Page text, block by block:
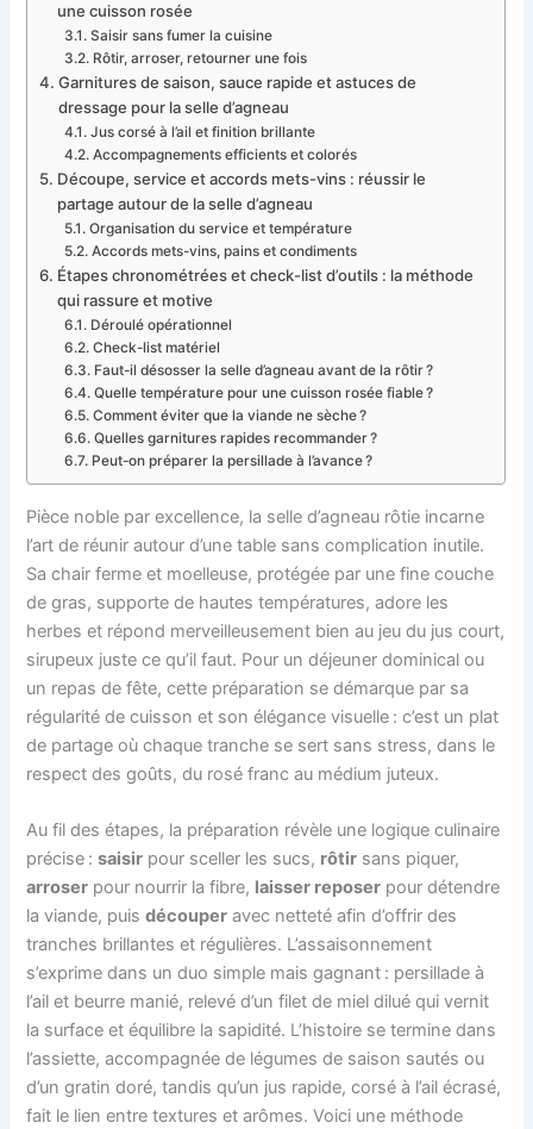
une cuisson rosée
Saisir sans fumer la cuisine
Rôtir, arroser, retourner une fois
Garnitures de saison, sauce rapide et astuces de
dressage pour la selle d’agneau
Jus corsé à l’ail et finition brillante
Accompagnements efficients et colorés
Découpe, service et accords mets-vins : réussir le
partage autour de la selle d’agneau
Organisation du service et température
Accords mets-vins, pains et condiments
Étapes chronométrées et check-list d’outils : la méthode
qui rassure et motive
Déroulé opérationnel
Check-list matériel
Faut-il désosser la selle d’agneau avant de la rôtir ?
Quelle température pour une cuisson rosée fiable ?
Comment éviter que la viande ne sèche ?
Quelles garnitures rapides recommander ?
Peut-on préparer la persillade à l’avance ?
Pièce noble par excellence, la selle d’agneau rôtie incarne
l’art de réunir autour d’une table sans complication inutile.
Sa chair ferme et moelleuse, protégée par une fine couche
de gras, supporte de hautes températures, adore les
herbes et répond merveilleusement bien au jeu du jus court,
sirupeux juste ce qu’il faut. Pour un déjeuner dominical ou
un repas de fête, cette préparation se démarque par sa
régularité de cuisson et son élégance visuelle : c’est un plat
de partage où chaque tranche se sert sans stress, dans le
respect des goûts, du rosé franc au médium juteux.
Au fil des étapes, la préparation révèle une logique culinaire
précise :saisir pour sceller les sucs, rôtir sans piquer,
arroser pour nourrir la fibre, laisser reposer pour détendre
la viande, puisdécouper avec netteté afin d’offrir des
tranches brillantes et régulières. L’assaisonnement
s’exprime dans un duo simple mais gagnant : persillade à
l’ail et beurre manié, relevé d’un filet de miel dilué qui vernit
la surface et équilibre la sapidité. L’histoire se termine dans
l’assiette, accompagnée de légumes de saison sautés ou
d’un gratin doré, tandis qu’un jus rapide, corsé à l’ail écrasé,
fait le lien entre textures et arômes. Voici une méthode